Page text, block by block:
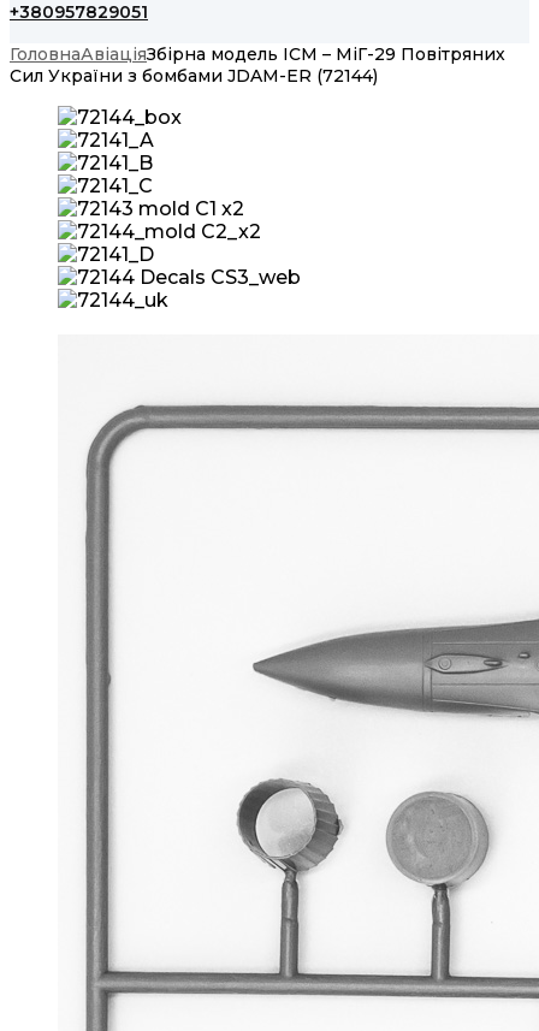
+380957829051
ГоловнаАвіаціяЗбірна модель ICM – МіГ-29 Повітряних
Сил України з бомбами JDAM-ER (72144)